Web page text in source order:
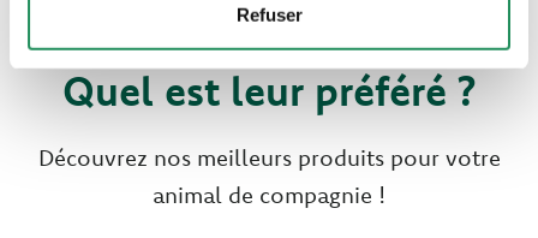
Refuser
Quel est leur préféré ?
Découvrez nos meilleurs produits pour votre
animal de compagnie !